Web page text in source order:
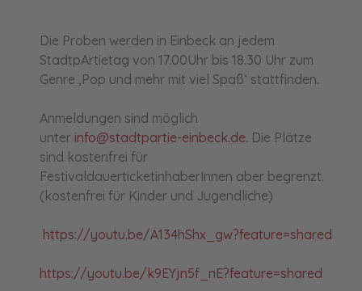
Die Proben werden in Einbeck an jedem
StadtpArtietag von 17.00Uhr bis 18.30 Uhr zum
Genre ‚Pop und mehr mit viel Spaß‘ stattfinden.
Anmeldungen sind möglich
unter info@stadtpartie-einbeck.de. Die Plätze
sind kostenfrei für
FestivaldauerticketinhaberInnen aber begrenzt.
(kostenfrei für Kinder und Jugendliche)
https://youtu.be/A134hShx_gw?feature=shared
https://youtu.be/k9EYjn5f_nE?feature=shared